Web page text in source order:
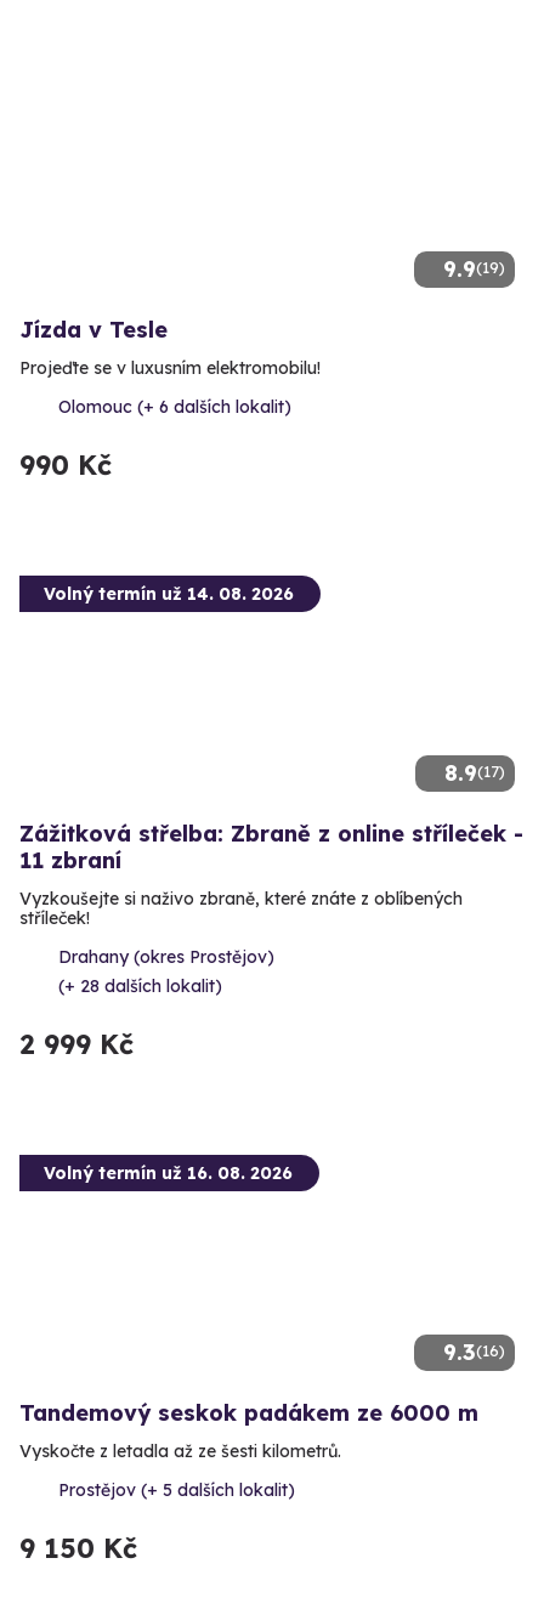
9.9(19)
Jízda v Tesle
Projeďte se v luxusním elektromobilu!
Olomouc (+ 6 dalších lokalit)
990 Kč
8.9(17)
Volný termín už 14. 08. 2026
Zážitková střelba: Zbraně z online stříleček -
11 zbraní
Vyzkoušejte si naživo zbraně, které znáte z oblíbených
stříleček!
Drahany (okres Prostějov)
(+ 28 dalších lokalit)
2 999 Kč
9.3(16)
Volný termín už 16. 08. 2026
Tandemový seskok padákem ze 6000 m
Vyskočte z letadla až ze šesti kilometrů.
Prostějov (+ 5 dalších lokalit)
9 150 Kč